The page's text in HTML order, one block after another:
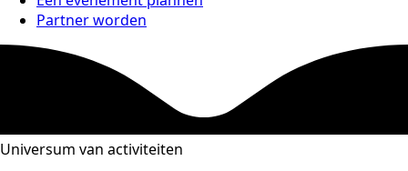
Partner worden
Universum van activiteiten